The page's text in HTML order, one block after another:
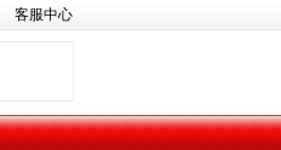
客服中心